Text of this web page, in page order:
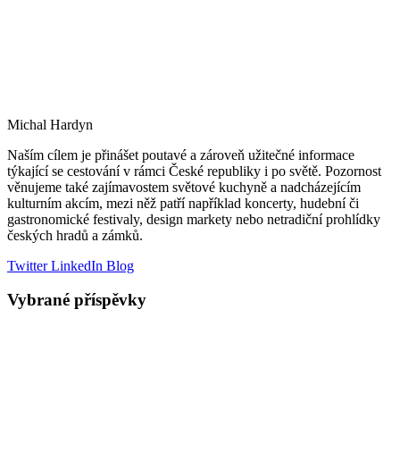
Michal Hardyn
Naším cílem je přinášet poutavé a zároveň užitečné informace
týkající se cestování v rámci České republiky i po světě. Pozornost
věnujeme také zajímavostem světové kuchyně a nadcházejícím
kulturním akcím, mezi něž patří například koncerty, hudební či
gastronomické festivaly, design markety nebo netradiční prohlídky
českých hradů a zámků.
TwitterLinkedIn Blog
Vybrané příspěvky